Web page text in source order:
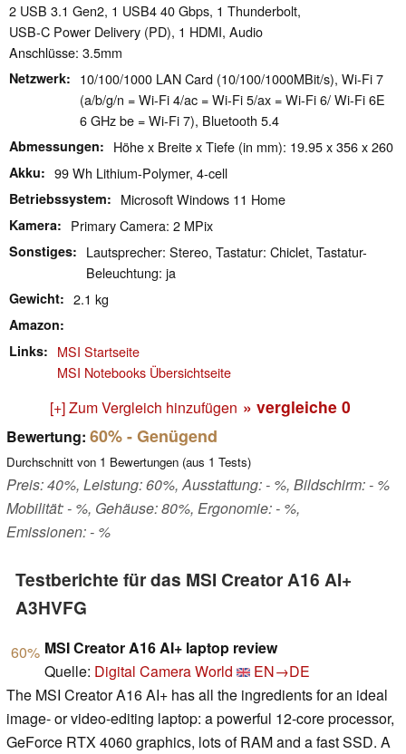
2 USB 3.1 Gen2, 1 USB4 40 Gbps, 1 Thunderbolt,
USB-C Power Delivery (PD), 1 HDMI, Audio
Anschlüsse: 3.5mm
Netzwerk
10/100/1000 LAN Card (10/100/1000MBit/s), Wi-Fi 7
(a/b/g/n = Wi-Fi 4/ac = Wi-Fi 5/ax = Wi-Fi 6/ Wi-Fi 6E
6 GHz be = Wi-Fi 7), Bluetooth 5.4
Abmessungen Höhe x Breite x Tiefe (in mm): 19.95 x 356 x 260
Akku 99 Wh Lithium-Polymer, 4-cell
Betriebssystem Microsoft Windows 11 Home
Kamera Primary Camera: 2 MPix
Sonstiges
Lautsprecher: Stereo, Tastatur: Chiclet, Tastatur-
Beleuchtung: ja
Gewicht 2.1 kg
Amazon
Links
MSI Startseite
MSI Notebooks Übersichtseite
[+] Zum Vergleich hinzufügen » vergleiche 0
Bewertung: 60%- Genügend
Durchschnitt von 1 Bewertungen (aus 1 Tests)
Preis: 40%, Leistung: 60%, Ausstattung: - %, Bildschirm: - %
Mobilität: - %, Gehäuse: 80%, Ergonomie: - %,
Emissionen: - %
Testberichte für das MSI Creator A16 AI+
A3HVFG
60% MSI Creator A16 AI+ laptop review
Quelle: Digital Camera World
EN→DE
The MSI Creator A16 AI+ has all the ingredients for an ideal
image- or video-editing laptop: a powerful 12-core processor,
GeForce RTX 4060 graphics, lots of RAM and a fast SSD. A